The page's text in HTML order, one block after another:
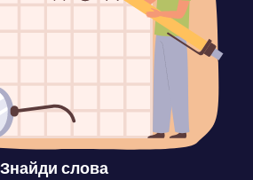
Знайди слова